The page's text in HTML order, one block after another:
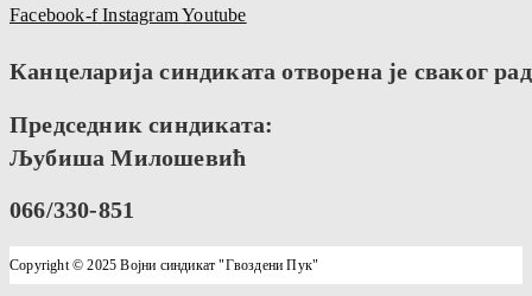
Facebook-f InstagramYoutube
Канцеларија синдиката отворена је сваког
Председник синдиката:
Љубиша Милошевић
066/330-851
Copyright © 2025 Војни синдикат "Гвоздени Пук"